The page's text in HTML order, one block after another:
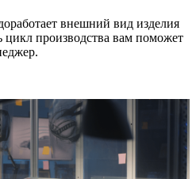
внешний вид изделия
производства вам поможет